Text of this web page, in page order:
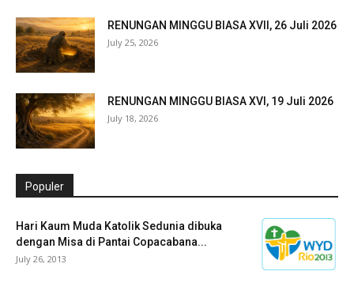
RENUNGAN MINGGU BIASA XVII, 26 Juli 2026
July 25, 2026
RENUNGAN MINGGU BIASA XVI, 19 Juli 2026
July 18, 2026
Populer
Hari Kaum Muda Katolik Sedunia dibuka
dengan Misa di Pantai Copacabana...
July 26, 2013